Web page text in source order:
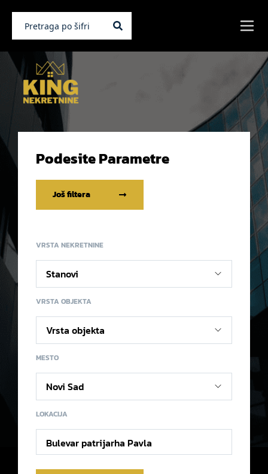
Podesite Parametre
Još filtera
VRSTA NEKRETNINE
VRSTA OBJEKTA
MESTO
LOKACIJA
Bulevar patrijarha Pavla